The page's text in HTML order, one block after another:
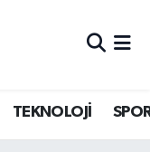
TEKNOLOJİ